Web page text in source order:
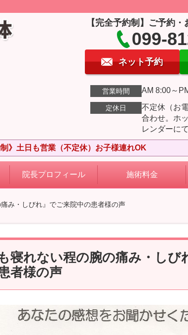
【完全予約制】ご予約
099-
ネット予約
営業時間 AM 8:00～
定休日
不定休（お
合わせ。ホ
レンダーに
制》土日も営業（不定休）お子様連れOK
院長プロフィール 施術料金
み・しびれ』でご来院中の患者様の声
も寝れない程の腕の痛み・しび
者様の声